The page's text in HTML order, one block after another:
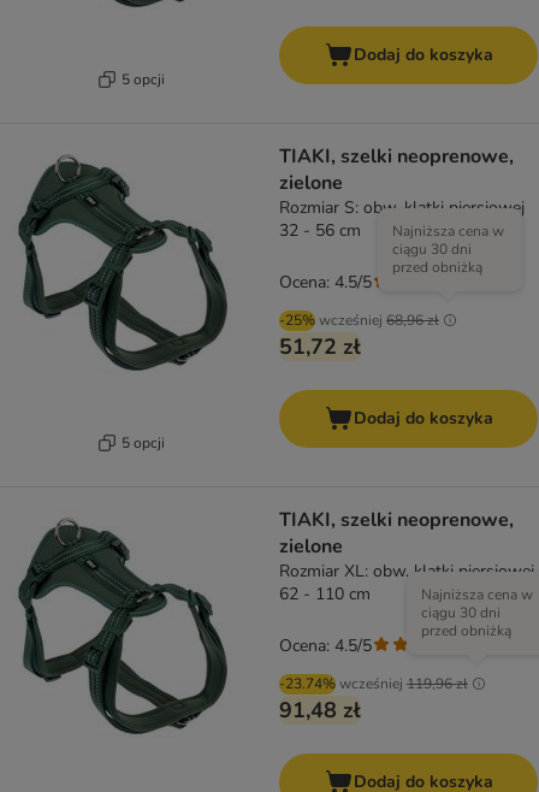
5 opcji
Dodaj do koszyka
5 opcji
TIAKI, szelki neoprenowe,
zielone
Rozmiar S: obw. klatki piersiowej
32 - 56 cm
-25%wcześniej 68,96 zł
Najniższa cena w
ciągu 30 dni
przed obniżką
51,72 zł
Ocena: 4.5/5
Dodaj do koszyka
TIAKI, szelki neoprenowe,
zielone
Rozmiar XL: obw. klatki piersiowej
62 - 110 cm
-23.74%wcześniej 119,96 zł
Najniższa cena w
ciągu 30 dni
przed obniżką
91,48 zł
Ocena: 4.5/5
Dodaj do koszyka